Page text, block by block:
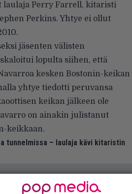
laulaja Perry Farrell, kitaristi
Perkins. Yhtye ei ollut
jäsenten välisten
lopulta siihen, että
kesken Bostonin-keikan
yhtye tiedotti peruvansa
keikan jälkeen ole
on ainakin julistanut
keikkaan.
tunnelmissa – laulaja kävi kitaristin